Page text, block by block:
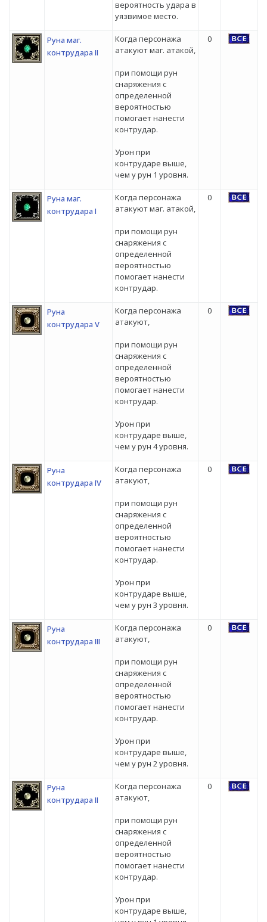
вероятность удара в
уязвимое место.
Руна маг.
контрудара II
Когда персонажа
атакуют маг. атакой,
при помощи рун
снаряжения с
определенной
вероятностью
помогает нанести
контрудар.
Урон при
контрударе выше,
чем у рун 1 уровня.
0
Руна маг.
контрудара I
Когда персонажа
атакуют маг. атакой,
при помощи рун
снаряжения с
определенной
вероятностью
помогает нанести
контрудар.
0
Руна
контрудара V
Когда персонажа
атакуют,
при помощи рун
снаряжения с
определенной
вероятностью
помогает нанести
контрудар.
Урон при
контрударе выше,
чем у рун 4 уровня.
0
Руна
контрудара IV
Когда персонажа
атакуют,
при помощи рун
снаряжения с
определенной
вероятностью
помогает нанести
контрудар.
Урон при
контрударе выше,
чем у рун 3 уровня.
0
Руна
контрудара III
Когда персонажа
атакуют,
при помощи рун
снаряжения с
определенной
вероятностью
помогает нанести
контрудар.
Урон при
контрударе выше,
чем у рун 2 уровня.
0
Руна
контрудара II
Когда персонажа
атакуют,
при помощи рун
снаряжения с
определенной
вероятностью
помогает нанести
контрудар.
Урон при
контрударе выше,
0